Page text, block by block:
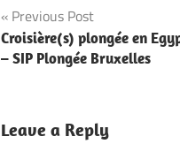
Post
navigation
Previous Post
Croisière(s) plongée en
– SIP Plongée Bruxelles
Leave a Reply